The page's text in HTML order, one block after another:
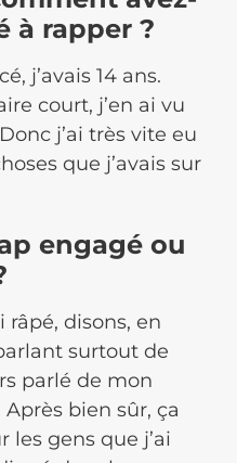
à rapper ?
j’avais 14 ans.
court, j’en ai vu
j’ai très vite eu
que j’avais sur
engagé ou
râpé, disons, en
surtout de
parlé de mon
bien sûr, ça
les gens que j’ai